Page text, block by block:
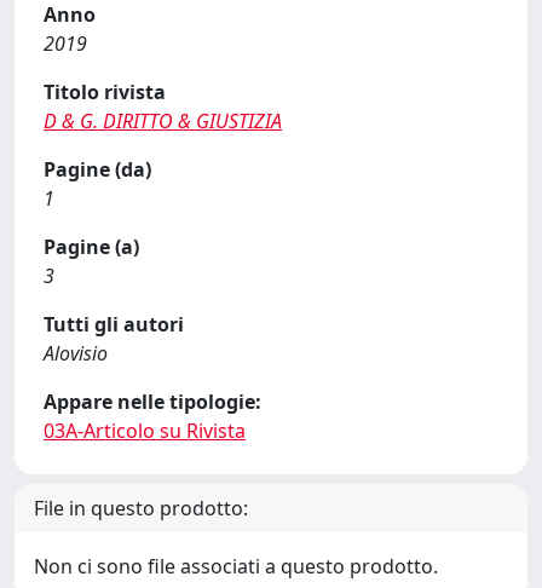
Anno
2019
Titolo rivista
D & G. DIRITTO & GIUSTIZIA
Pagine (da)
1
Pagine (a)
3
Tutti gli autori
Alovisio
Appare nelle tipologie:
03A-Articolo su Rivista
File in questo prodotto:
Non ci sono file associati a questo prodotto.